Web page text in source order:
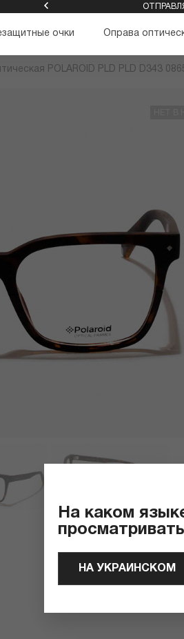
очки Оправа
POLAROID PLD PLD D343
На каком
НА УКРАИНСКОМ